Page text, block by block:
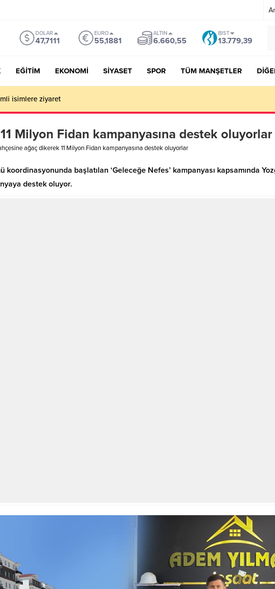
DOLAR
47,7111
EURO
55,1881
ALTIN
6.660,55
BIST
13.779,39
EĞİTİM EKONOMİ SİYASET SPOR TÜM MANŞETLER
isimlere ziyaret
Milyon Fidan kampanyasına destek oluyorlar
ağaç dikerek 11 Milyon Fidan kampanyasına destek oluyorlar
koordinasyonunda başlatılan ‘Geleceğe Nefes’ kampanyası kapsamında
destek oluyor.